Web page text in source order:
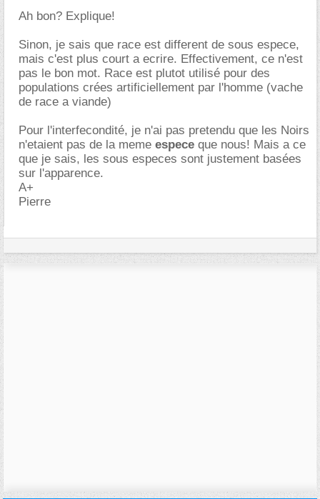
Ah bon? Explique!
Sinon, je sais que race est different de sous espece,
mais c'est plus court a ecrire. Effectivement, ce n'est
pas le bon mot. Race est plutot utilisé pour des
populations crées artificiellement par l'homme (vache
de race a viande)
Pour l'interfecondité, je n'ai pas pretendu que les Noirs
n'etaient pas de la meme espece que nous! Mais a ce
que je sais, les sous especes sont justement basées
sur l'apparence.
A+
Pierre